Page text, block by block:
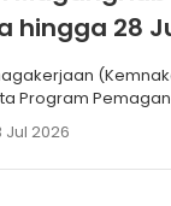
hingga 28
Program
Jul 2026